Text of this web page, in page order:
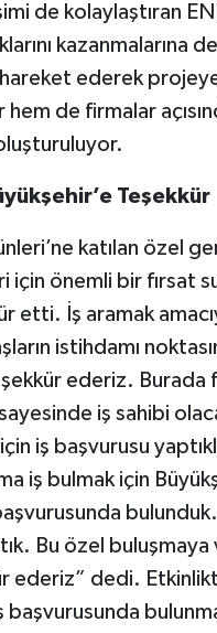
de kolaylaştıran
ederek projeye
de firmalar
Teşekkür
katılan özel
için önemli bir fırsat
etti. İş aramak
istihdamı
ederiz. Burada
iş sahibi
iş başvurusu
iş bulmak için
Bu özel buluşmaya
ederiz” dedi.
başvurusunda